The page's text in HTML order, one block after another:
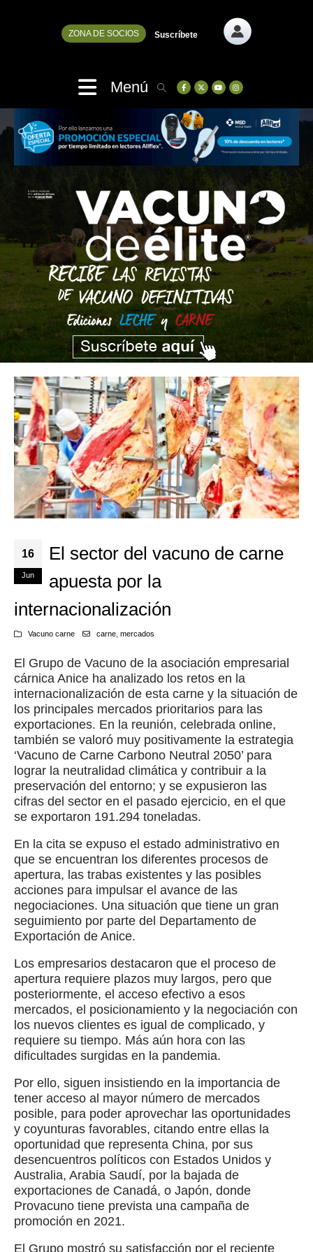
ZONA DE SOCIOS Suscríbete
Menú
16
Jun
El sector del vacuno de carne
apuesta por la
internacionalización
Vacuno carne carne, mercados
El Grupo de Vacuno de la asociación empresarial
cárnica Anice ha analizado los retos en la
internacionalización de esta carne y la situación de
los principales mercados prioritarios para las
exportaciones. En la reunión, celebrada online,
también se valoró muy positivamente la estrategia
‘Vacuno de Carne Carbono Neutral 2050’ para
lograr la neutralidad climática y contribuir a la
preservación del entorno; y se expusieron las
cifras del sector en el pasado ejercicio, en el que
se exportaron 191.294 toneladas.
En la cita se expuso el estado administrativo en
que se encuentran los diferentes procesos de
apertura, las trabas existentes y las posibles
acciones para impulsar el avance de las
negociaciones. Una situación que tiene un gran
seguimiento por parte del Departamento de
Exportación de Anice.
Los empresarios destacaron que el proceso de
apertura requiere plazos muy largos, pero que
posteriormente, el acceso efectivo a esos
mercados, el posicionamiento y la negociación con
los nuevos clientes es igual de complicado, y
requiere su tiempo. Más aún hora con las
dificultades surgidas en la pandemia.
Por ello, siguen insistiendo en la importancia de
tener acceso al mayor número de mercados
posible, para poder aprovechar las oportunidades
y coyunturas favorables, citando entre ellas la
oportunidad que representa China, por sus
desencuentros políticos con Estados Unidos y
Australia, Arabia Saudí, por la bajada de
exportaciones de Canadá, o Japón, donde
Provacuno tiene prevista una campaña de
promoción en 2021.
El Grupo mostró su satisfacción por el reciente